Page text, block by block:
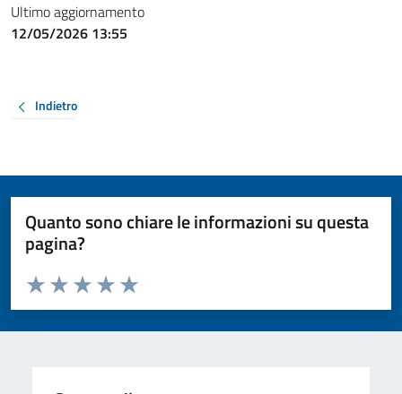
Ultimo aggiornamento
12/05/2026 13:55
Indietro
Quanto sono chiare le informazioni su questa
pagina?
Valuta da 1 a 5 stelle la pagina
Valuta 5 stelle su 5
Valuta 4 stelle su 5
Valuta 3 stelle su 5
Valuta 2 stelle su 5
Valuta 1 stelle su 5